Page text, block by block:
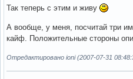
Так теперь с этим и живу
А вообще, у меня, посчитай три
кайф. Положительные стороны
Отредактировано ioni (2007-07-31